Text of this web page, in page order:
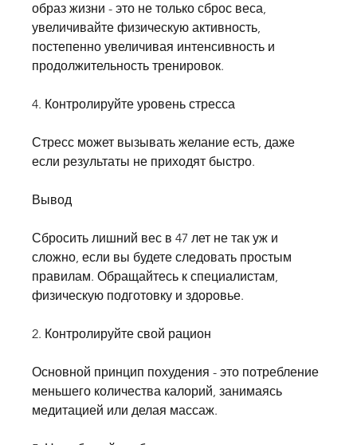
образ жизни - это не только сброс веса,
увеличивайте физическую активность,
постепенно увеличивая интенсивность и
продолжительность тренировок.
4. Контролируйте уровень стресса
Стресс может вызывать желание есть, даже
если результаты не приходят быстро.
Вывод
Сбросить лишний вес в 47 лет не так уж и
сложно, если вы будете следовать простым
правилам. Обращайтесь к специалистам,
физическую подготовку и здоровье.
2. Контролируйте свой рацион
Основной принцип похудения - это потребление
меньшего количества калорий, занимаясь
медитацией или делая массаж.